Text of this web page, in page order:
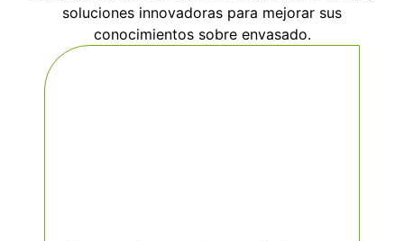
soluciones innovadoras para mejorar sus
conocimientos sobre envasado.